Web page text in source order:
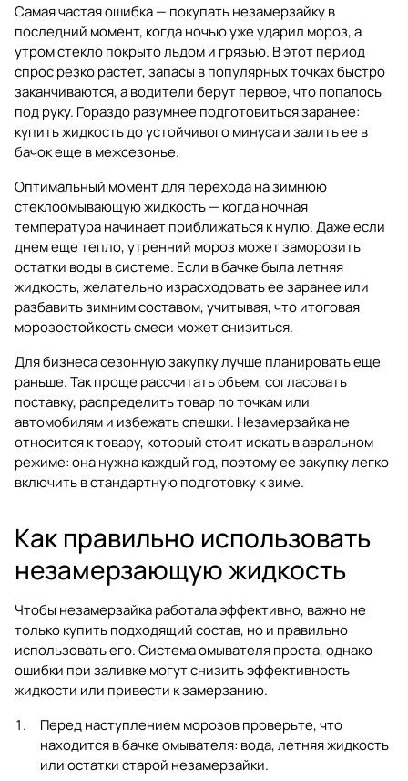
Самая частая ошибка — покупать незамерзайку в
последний момент, когда ночью уже ударил мороз, а
утром стекло покрыто льдом и грязью. В этот период
спрос резко растет, запасы в популярных точках быстро
заканчиваются, а водители берут первое, что попалось
под руку. Гораздо разумнее подготовиться заранее:
купить жидкость до устойчивого минуса и залить ее в
бачок еще в межсезонье.
Оптимальный момент для перехода на зимнюю
стеклоомывающую жидкость — когда ночная
температура начинает приближаться к нулю. Даже если
днем еще тепло, утренний мороз может заморозить
остатки воды в системе. Если в бачке была летняя
жидкость, желательно израсходовать ее заранее или
разбавить зимним составом, учитывая, что итоговая
морозостойкость смеси может снизиться.
Для бизнеса сезонную закупку лучше планировать еще
раньше. Так проще рассчитать объем, согласовать
поставку, распределить товар по точкам или
автомобилям и избежать спешки. Незамерзайка не
относится к товару, который стоит искать в авральном
режиме: она нужна каждый год, поэтому ее закупку легко
включить в стандартную подготовку к зиме.
Как правильно использовать
незамерзающую жидкость
Чтобы незамерзайка работала эффективно, важно не
только купить подходящий состав, но и правильно
использовать его. Система омывателя проста, однако
ошибки при заливке могут снизить эффективность
жидкости или привести к замерзанию.
Перед наступлением морозов проверьте, что
находится в бачке омывателя: вода, летняя жидкость
или остатки старой незамерзайки.